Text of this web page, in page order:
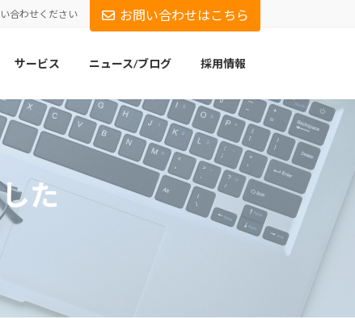
合わせください お問い合わせはこちら
サービス ニュース/ブログ 採用情報
た